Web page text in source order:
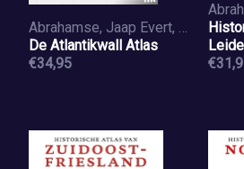
Abrahamse, Jaap Evert, Kosian, Menne, Rijpsma, Jeroen
De Atlantikwall Atlas
€34,95